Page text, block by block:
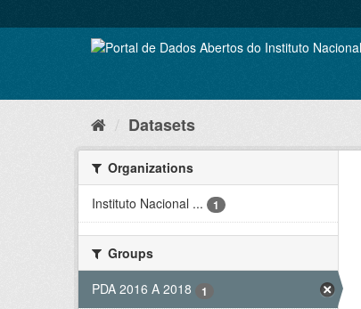
to
Datasets
Organizations
Instituto Nacional ...
1
Groups
PDA 2016 A 2018
1